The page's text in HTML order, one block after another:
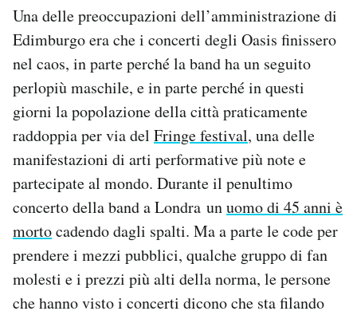
Una delle preoccupazioni dell’amministrazione di
Edimburgo era che i concerti degli Oasis finissero
nel caos, in parte perché la band ha un seguito
perlopiù maschile, e in parte perché in questi
giorni la popolazione della città praticamente
raddoppia per via del Fringe festival, una delle
manifestazioni di arti performative più note e
partecipate al mondo. Durante il penultimo
concerto della band a Londra unuomo di 45 anni è
mortocadendo dagli spalti. Ma a parte le code per
prendere i mezzi pubblici, qualche gruppo di fan
molesti e i prezzi più alti della norma, le persone
che hanno visto i concerti dicono che sta filando